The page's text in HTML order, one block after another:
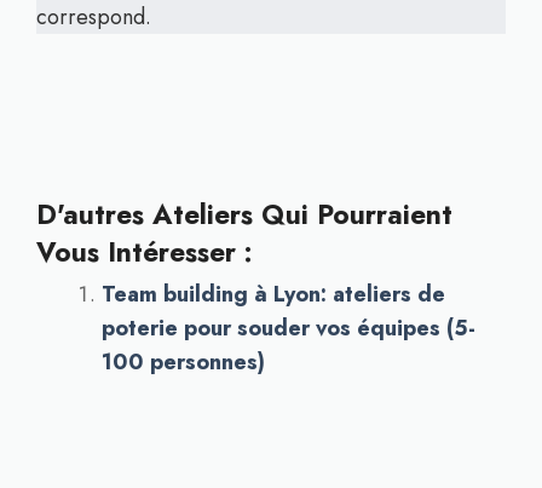
correspond.
D'autres Ateliers Qui Pourraient
Vous Intéresser :
Team building à Lyon: ateliers de
poterie pour souder vos équipes (5-
100 personnes)